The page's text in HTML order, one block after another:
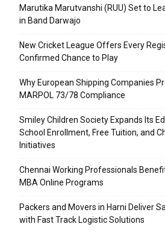
Marutika Marutvanshi (RUU) Set to
in Band Darwajo
New Cricket League Offers Every
Confirmed Chance to Play
Why European Shipping Companies
MARPOL 73/78 Compliance
Smiley Children Society Expands Its
School Enrollment, Free Tuition, and
Initiatives
Chennai Working Professionals
MBA Online Programs
Packers and Movers in Harni Deliver
with Fast Track Logistic Solutions